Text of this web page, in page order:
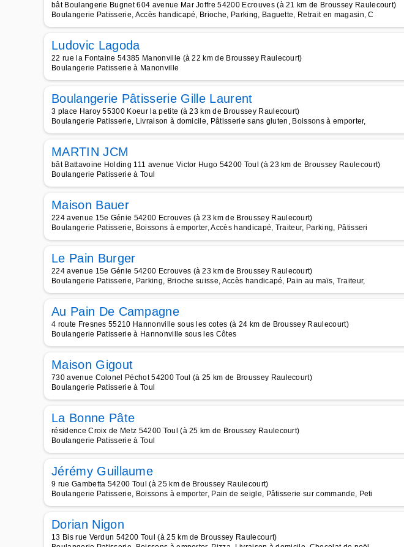
bât Boulangerie Bugnet 604 avenue Mar Joffre 54200 Ecrouves (à 21 km de Broussey Raulecourt)
Boulangerie Patisserie, Accès handicapé, Brioche, Parking, Baguette, Retrait en magasin, C
Ludovic Lagoda
22 rue la Fontaine 54385 Manonville (à 22 km de Broussey Raulecourt)
Boulangerie Patisserie à Manonville
Boulangerie Pâtisserie Gille Laurent
3 place Haroy 55300 Koeur la petite (à 23 km de Broussey Raulecourt)
Boulangerie Patisserie, Livraison à domicile, Pâtisserie sans gluten, Boissons à emporter,
MARTIN JCM
bât Battavoine Holding 111 avenue Victor Hugo 54200 Toul (à 23 km de Broussey Raulecourt)
Boulangerie Patisserie à Toul
Maison Bauer
224 avenue 15e Génie 54200 Ecrouves (à 23 km de Broussey Raulecourt)
Boulangerie Patisserie, Boissons à emporter, Accès handicapé, Traiteur, Parking, Pâtisseri
Le Pain Burger
224 avenue 15e Génie 54200 Ecrouves (à 23 km de Broussey Raulecourt)
Boulangerie Patisserie, Parking, Brioche suisse, Accès handicapé, Pain au maïs, Traiteur,
Au Pain De Campagne
4 route Fresnes 55210 Hannonville sous les cotes (à 24 km de Broussey Raulecourt)
Boulangerie Patisserie à Hannonville sous les Côtes
Maison Gigout
730 avenue Colonel Péchot 54200 Toul (à 25 km de Broussey Raulecourt)
Boulangerie Patisserie à Toul
La Bonne Pâte
résidence Croix de Metz 54200 Toul (à 25 km de Broussey Raulecourt)
Boulangerie Patisserie à Toul
Jérémy Guillaume
9 rue Gambetta 54200 Toul (à 25 km de Broussey Raulecourt)
Boulangerie Patisserie, Boissons à emporter, Pain de seigle, Pâtisserie sur commande, Peti
Dorian Nigon
13 Bis rue Verdun 54200 Toul (à 25 km de Broussey Raulecourt)